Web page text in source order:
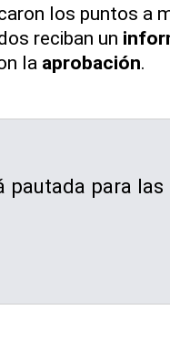
los puntos a
reciban un
la aprobación.
pautada para las